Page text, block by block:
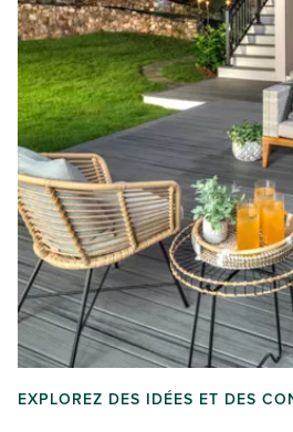
EXPLOREZ DES IDÉES ET DES